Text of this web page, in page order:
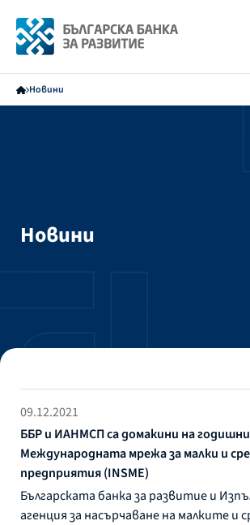
Новини
Новини
09.12.2021
ББР и ИАНМСП са домакини на
Международната мрежа за малки и
предприятия (INSME)
Българската банка за развитие и
агенция за насърчаване на малките и